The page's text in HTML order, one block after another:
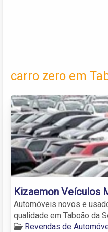
carro zero em
Kizaemon Veículos
Automóveis novos e
qualidade em Taboão da
Revendas de